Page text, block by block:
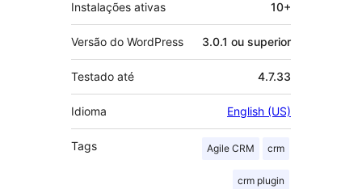
Instalações ativas 10+
Versão do WordPress 3.0.1 ou superior
Testado até 4.7.33
Idioma English (US)
Tags Agile CRM crm
crm plugin